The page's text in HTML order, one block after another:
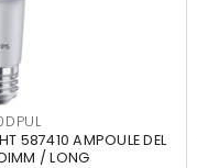
587410 AMPOULE DEL
/ LONG